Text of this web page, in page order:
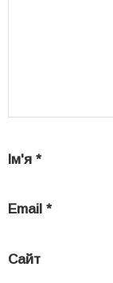
Ім'я *
Email *
Сайт